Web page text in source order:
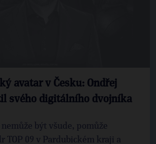
avatar v Česku: Ondřej
svého digitálního dvojníka
být všude, pomůže
TOP 09 v Pardubickém kraji a